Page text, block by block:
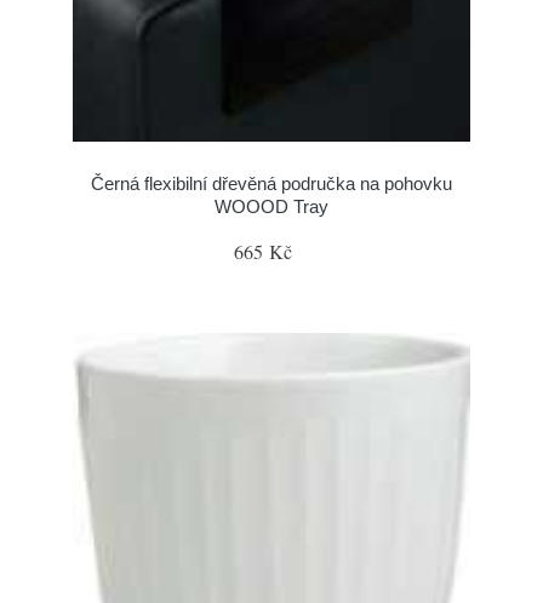
Černá flexibilní dřevěná područka na pohovku
WOOOD Tray
665 Kč